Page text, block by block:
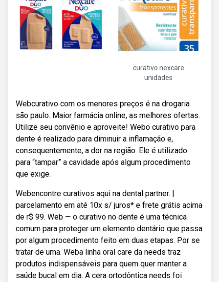
curativo nexcare
unidades
Webcurativo com os menores preços é na drogaria
são paulo. Maior farmácia online, as melhores ofertas.
Utilize seu convênio e aproveite! Webo curativo para
dente é realizado para diminuir a inflamação e,
consequentemente, a dor na região. Ele é utilizado
para “tampar” a cavidade após algum procedimento
que exige.
Webencontre curativos aqui na dental partner. |
parcelamento em até 10x s/ juros* e frete grátis acima
de r$ 99. Web — o curativo no dente é uma técnica
comum para proteger um elemento dentário que passa
por algum procedimento feito em duas etapas. Por se
tratar de uma. Weba linha oral care da needs traz
produtos indispensáveis para quem quer manter a
saúde bucal em dia. A cera ortodôntica needs foi